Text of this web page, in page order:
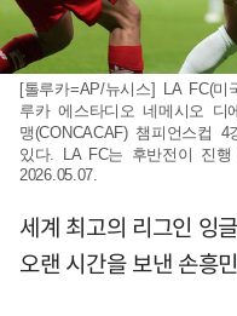
[톨루카=AP/뉴시스] LA FC(
루카 에스타디오 네메시오 디
맹(CONCACAF) 챔피언스컵
있다. LA FC는 후반전이 진
2026.05.07.
세계 최고의 리그인 잉
오랜 시간을 보낸 손흥